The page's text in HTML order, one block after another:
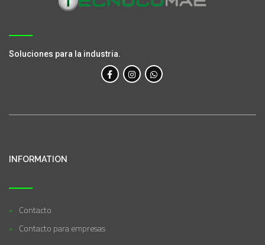
Soluciones para la industria.
INFORMATION
Contacto
Contacto para empresas